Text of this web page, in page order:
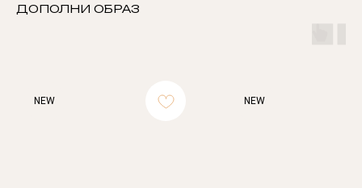
ДОПОЛНИ ОБРАЗ
NEW NEW